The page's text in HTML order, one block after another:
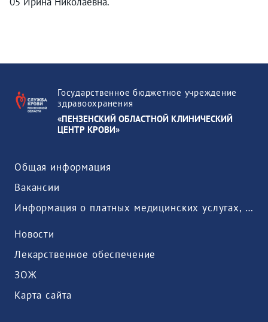
Государственное бюджетное учреждение
здравоохранения
«ПЕНЗЕНСКИЙ ОБЛАСТНОЙ КЛИНИЧЕСКИЙ
ЦЕНТР КРОВИ»
Общая информация
Вакансии
Информация о платных медицинских услугах, предоставляемых медицинской организацией
Новости
Лекарственное обеспечение
ЗОЖ
Карта сайта